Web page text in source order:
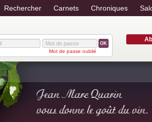
Rechercher Carnets Chroniques
OK
Mot de passe oublié